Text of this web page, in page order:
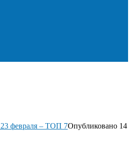
февраля – ТОП 7Опубликовано 14